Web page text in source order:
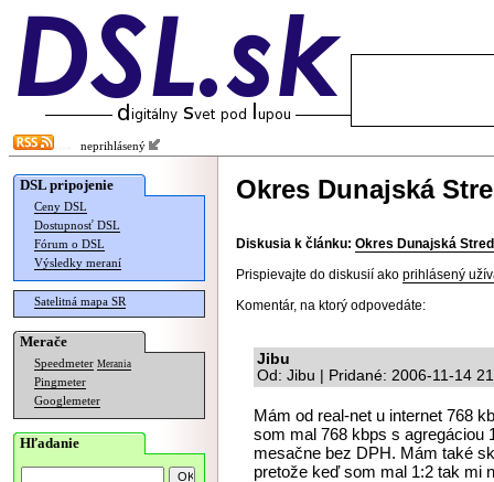
neprihlásený
DSL pripojenie
Ceny DSL
Dostupnosť DSL
Fórum o DSL
Výsledky meraní
Satelitná mapa SR
Merače
Speedmeter Merania
Pingmeter
Googlemeter
Hľadanie
Okres Dunajská
Diskusia k článku: Okres Dunajská
Prispievajte do diskusií ako prihlásený
Komentár, na ktorý odpovedáte:
Jibu
Od: Jibu | Pridané: 2006-11-14
Mám od real-net u internet 768
som mal 768 kbps s agregáciou
mesačne bez DPH. Mám také
pretože keď som mal 1:2 tak mi